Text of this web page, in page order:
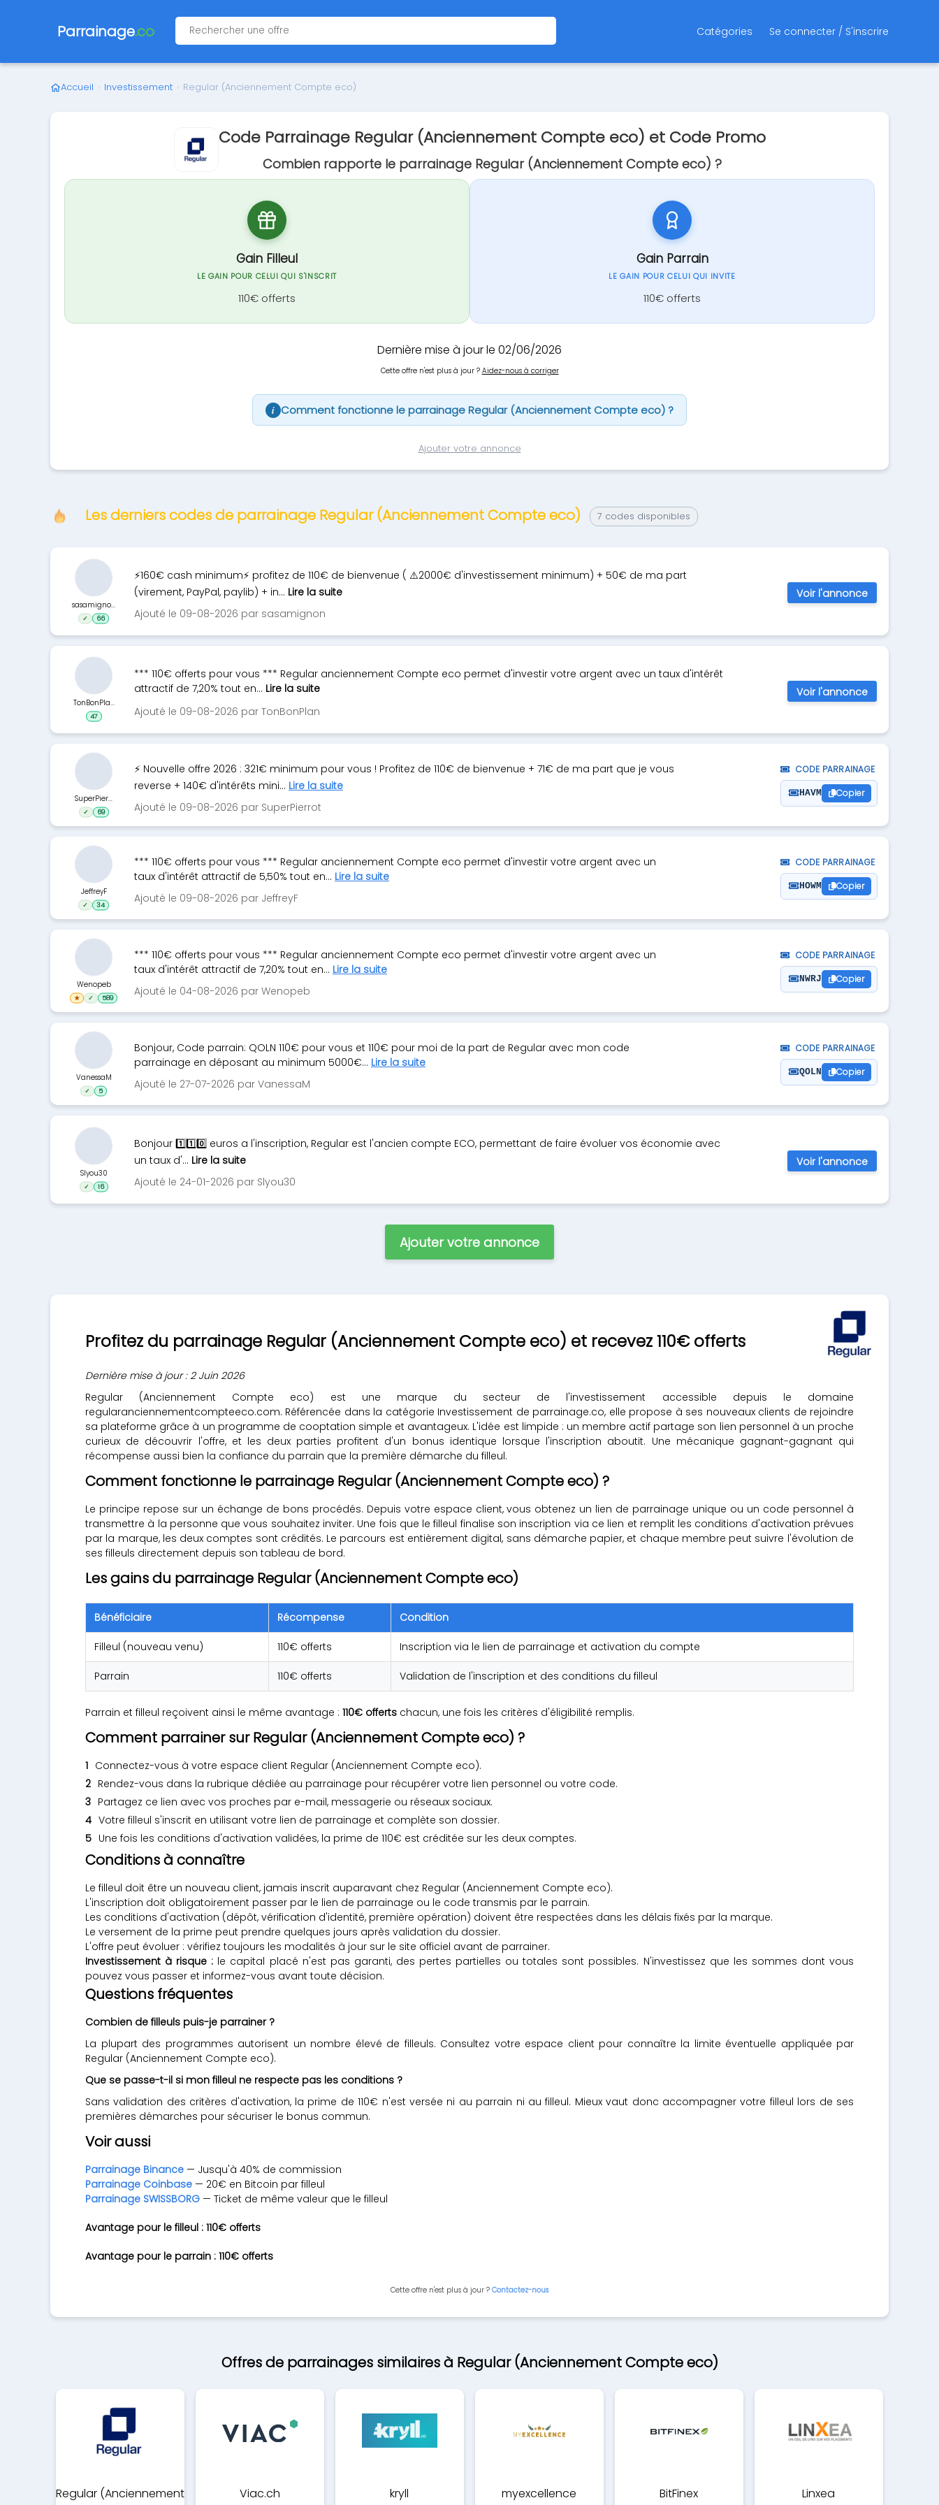
Parrainage.co Catégories Se connecter / S'inscrire
Accueil › Investissement › Regular (Anciennement Compte eco)
Code Parrainage Regular (Anciennement Compte eco) et Code Promo
Combien rapporte le parrainage Regular (Anciennement Compte eco) ?
Gain Filleul
LE GAIN POUR CELUI QUI S'INSCRIT
110€ offerts
Gain Parrain
LE GAIN POUR CELUI QUI INVITE
110€ offerts
Dernière mise à jour le 02/06/2026
Cette offre n'est plus à jour ? Aidez-nous à corriger
i Comment fonctionne le parrainage Regular (Anciennement Compte eco) ?
Ajouter votre annonce
Les derniers codes de parrainage Regular (Anciennement Compte eco) 7 codes disponibles
⚡160€ cash minimum⚡ profitez de 110€ de bienvenue ( ⚠️2000€ d'investissement minimum) + 50€ de ma part
(virement, PayPal, paylib) + in... Lire la suite
Ajouté le 09-08-2026 par sasamignon
sasamigno...
✓ 66
Voir l'annonce
*** 110€ offerts pour vous *** Regular anciennement Compte eco permet d'investir votre argent avec un taux d'intérêt
attractif de 7,20% tout en... Lire la suite
Ajouté le 09-08-2026 par TonBonPlan
TonBonPla...
47
Voir l'annonce
⚡ Nouvelle offre 2026 : 321€ minimum pour vous ! Profitez de 110€ de bienvenue + 71€ de ma part que je vous
reverse + 140€ d'intérêts mini... Lire la suite
Ajouté le 09-08-2026 par SuperPierrot
CODE PARRAINAGE
HAVM Copier
SuperPier...
✓ 69
*** 110€ offerts pour vous *** Regular anciennement Compte eco permet d'investir votre argent avec un
taux d'intérêt attractif de 5,50% tout en... Lire la suite
Ajouté le 09-08-2026 par JeffreyF
CODE PARRAINAGE
️HOWM Copier
JeffreyF
✓ 34
*** 110€ offerts pour vous *** Regular anciennement Compte eco permet d'investir votre argent avec un
taux d'intérêt attractif de 7,20% tout en... Lire la suite
Ajouté le 04-08-2026 par Wenopeb
CODE PARRAINAGE
NWRJ Copier
Wenopeb
★ ✓ 589
Bonjour, Code parrain: QOLN 110€ pour vous et 110€ pour moi de la part de Regular avec mon code
parrainage en déposant au minimum 5000€... Lire la suite
Ajouté le 27-07-2026 par VanessaM
CODE PARRAINAGE
QOLN Copier
VanessaM
✓ 5
Bonjour 1️⃣1️⃣0️⃣ euros a l'inscription, Regular est l'ancien compte ECO, permettant de faire évoluer vos économie avec
un taux d'... Lire la suite
Ajouté le 24-01-2026 par Slyou30
Slyou30
✓ 16
Voir l'annonce
Ajouter votre annonce
Profitez du parrainage Regular (Anciennement Compte eco) et recevez 110€ offerts
Dernière mise à jour : 2 Juin 2026
Regular (Anciennement Compte eco) est une marque du secteur de l'investissement accessible depuis le domaine
regularanciennementcompteeco.com. Référencée dans la catégorie Investissement de parrainage.co, elle propose à ses nouveaux clients de rejoindre
sa plateforme grâce à un programme de cooptation simple et avantageux. L'idée est limpide : un membre actif partage son lien personnel à un proche
curieux de découvrir l'offre, et les deux parties profitent d'un bonus identique lorsque l'inscription aboutit. Une mécanique gagnant-gagnant qui
récompense aussi bien la confiance du parrain que la première démarche du filleul.
Comment fonctionne le parrainage Regular (Anciennement Compte eco) ?
Le principe repose sur un échange de bons procédés. Depuis votre espace client, vous obtenez un lien de parrainage unique ou un code personnel à
transmettre à la personne que vous souhaitez inviter. Une fois que le filleul finalise son inscription via ce lien et remplit les conditions d'activation prévues
par la marque, les deux comptes sont crédités. Le parcours est entièrement digital, sans démarche papier, et chaque membre peut suivre l'évolution de
ses filleuls directement depuis son tableau de bord.
Les gains du parrainage Regular (Anciennement Compte eco)
Bénéficiaire Récompense Condition
Filleul (nouveau venu) 110€ offerts Inscription via le lien de parrainage et activation du compte
Parrain 110€ offerts Validation de l'inscription et des conditions du filleul
Parrain et filleul reçoivent ainsi le même avantage : 110€ offerts chacun, une fois les critères d'éligibilité remplis.
Comment parrainer sur Regular (Anciennement Compte eco) ?
Connectez-vous à votre espace client Regular (Anciennement Compte eco).
Rendez-vous dans la rubrique dédiée au parrainage pour récupérer votre lien personnel ou votre code.
Partagez ce lien avec vos proches par e-mail, messagerie ou réseaux sociaux.
Votre filleul s'inscrit en utilisant votre lien de parrainage et complète son dossier.
Une fois les conditions d'activation validées, la prime de 110€ est créditée sur les deux comptes.
Conditions à connaître
Le filleul doit être un nouveau client, jamais inscrit auparavant chez Regular (Anciennement Compte eco).
L'inscription doit obligatoirement passer par le lien de parrainage ou le code transmis par le parrain.
Les conditions d'activation (dépôt, vérification d'identité, première opération) doivent être respectées dans les délais fixés par la marque.
Le versement de la prime peut prendre quelques jours après validation du dossier.
L'offre peut évoluer : vérifiez toujours les modalités à jour sur le site officiel avant de parrainer.
Investissement à risque : le capital placé n'est pas garanti, des pertes partielles ou totales sont possibles. N'investissez que les sommes dont vous
pouvez vous passer et informez-vous avant toute décision.
Questions fréquentes
Combien de filleuls puis-je parrainer ?
La plupart des programmes autorisent un nombre élevé de filleuls. Consultez votre espace client pour connaître la limite éventuelle appliquée par
Regular (Anciennement Compte eco).
Que se passe-t-il si mon filleul ne respecte pas les conditions ?
Sans validation des critères d'activation, la prime de 110€ n'est versée ni au parrain ni au filleul. Mieux vaut donc accompagner votre filleul lors de ses
premières démarches pour sécuriser le bonus commun.
Voir aussi
Parrainage Binance — Jusqu'à 40% de commission
Parrainage Coinbase — 20€ en Bitcoin par filleul
Parrainage SWISSBORG — Ticket de même valeur que le filleul
Avantage pour le filleul : 110€ offerts
Avantage pour le parrain : 110€ offerts
Cette offre n'est plus à jour ? Contactez-nous
Offres de parrainages similaires à Regular (Anciennement Compte eco)
Regular (Anciennement Viac.ch kryll myexcellence BitFinex Linxea